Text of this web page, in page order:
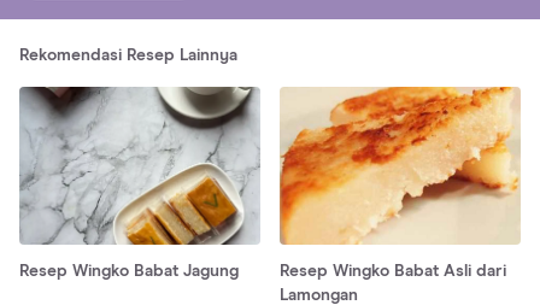
Rekomendasi Resep Lainnya
Resep Wingko Babat Jagung
Resep Wingko Babat Asli dari
Lamongan